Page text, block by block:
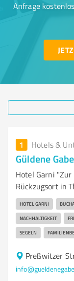
Anfrage
1 Hotels &
Güldene
Hotel Garni
Rückzugsort in
HOTEL GARNI
NACHHALTIGKEIT
SEGELN
Preßwitzer